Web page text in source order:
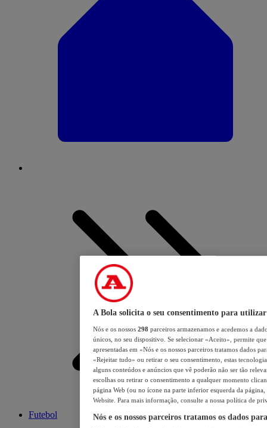
Futebol
A Bola solicita o seu consentimento para utilizar
Nós e os nossos 298 parceiros armazenamos e acedemos a
únicos, no seu dispositivo. Se selecionar «Aceito», permite
apresentadas em «Nós e os nossos parceiros tratamos dados
«Rejeitar tudo» ou retirar o seu consentimento, estas
alguns conteúdos e anúncios que vê poderão não ser tão
escolhas ou retirar o consentimento a qualquer momento
página Web (ou no ícone na parte inferior esquerda da página,
Website. Para mais informação, consulte a nossa política de
Nós e os nossos parceiros tratamos os dados